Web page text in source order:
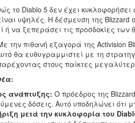
το Diablo 5 δεν έχει κυκλοφορήσει
υψηλές. Η δέσμευση της Blizzard
ή να ξεπεράσει τις προσδοκίες
την πιθανή εξαγορά της Activision
θα ευθυγραμμιστεί με τη
στους παίκτες
ανάπτυξης: Ο πρόεδρος της
δόσεις. Αυτό υποδηλώνει ότι
μετά την κυκλοφορία του